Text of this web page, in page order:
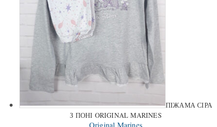
ПІЖАМА СІРА
З ПОНІ ORIGINAL MARINES
Original Marines